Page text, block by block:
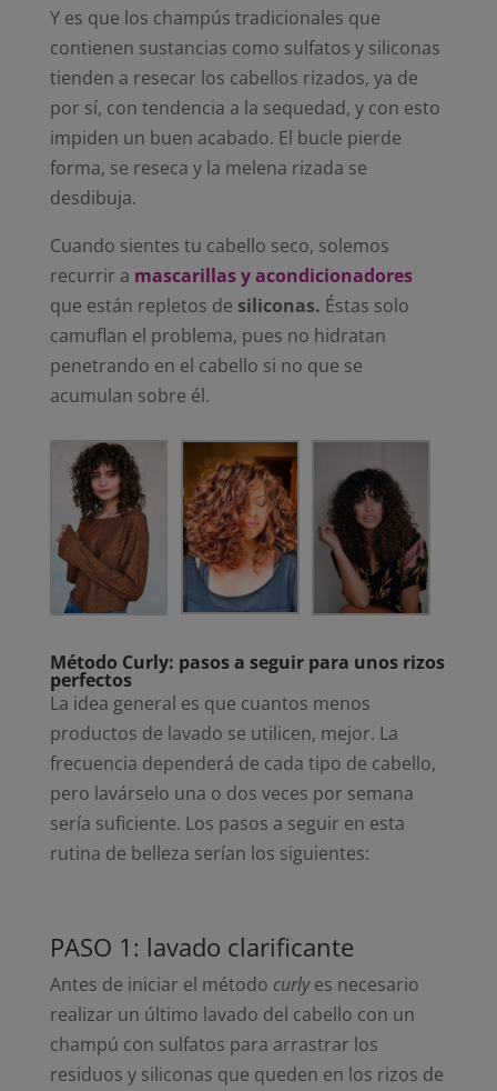
Y es que los champús tradicionales que
contienen sustancias como sulfatos y siliconas
tienden a resecar los cabellos rizados, ya de
por sí, con tendencia a la sequedad, y con esto
impiden un buen acabado. El bucle pierde
forma, se reseca y la melena rizada se
desdibuja.
Cuando sientes tu cabello seco, solemos
recurrir a mascarillas y acondicionadores
que están repletos de siliconas. Éstas solo
camuflan el problema, pues no hidratan
penetrando en el cabello si no que se
acumulan sobre él.
Método Curly: pasos a seguir para unos rizos
perfectos
La idea general es que cuantos menos
productos de lavado se utilicen, mejor. La
frecuencia dependerá de cada tipo de cabello,
pero lavárselo una o dos veces por semana
sería suficiente. Los pasos a seguir en esta
rutina de belleza serían los siguientes:
PASO 1: lavado clarificante
Antes de iniciar el método curlyes necesario
realizar un último lavado del cabello con un
champú con sulfatos para arrastrar los
residuos y siliconas que queden en los rizos de